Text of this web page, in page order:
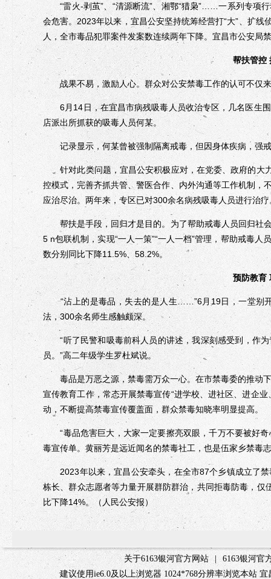
“雷火-剥茧”、“清源断流”、湘鄂“猎枭”……一系列专项
会危害。2023年以来，宜昌公安坚持统筹经营打“大”、扩线
人，全市毒品犯罪案件发案数连续两年下降。宜昌市公安局
帮扶管控
战果不易，激励人心。群众对公安禁毒工作的认可不仅来
6月14日，在宜昌市病残吸毒人员收治专区，几名医生围
店派出所抓获的吸毒人员何某。
记录显示，何某曾被强制隔离戒毒，但因身体疾病，强
针对此类问题，宜昌公安积极应对，在党委、政府的大
控模式，完善齐抓共管、警医合作、内外沟通等工作机制，
应治尽治。两年来，专区已对300余名病残吸毒人员进行治疗
帮扶是手段，回归才是目的。为了帮助戒毒人员回归社
5 n包联机制，实现“一人一策”“一人一档”管理，帮助戒毒
数分别同比下降11.5%、58.2%。
预防教育
“沾上的是毒品，失去的是人生……”6月19日，一堂别开
法，300余名师生感触颇深。
“听了民警和吸毒前科人员的讲述，我深刻感受到，作为
员。”高二年级学生罗杜斌说。
毒品是万恶之源，禁毒需万众一心。在市禁毒委的推动下
宣传教育工作，常态开展禁毒宣传“进学校、进社区、进企
动，不断提高禁毒宣传覆盖面，群众禁毒知晓率明显提高。
“毒品危害巨大，大家一定要擦亮双眼，千万不要被好奇
毒宣传单。黄丽芳是远近闻名的禁毒社工，也是伍家乡禁毒
2023年以来，宜昌公安牵头，在全市87个乡镇成立了禁
栋长、群众志愿者等力量开展群防群治，共同拒毒防毒，
比下降14%。（人民公安报）
关于6163银河官方网站 |
6163银河官
建议使用ie6.0及以上浏览器 1024*768分辨率浏览本站